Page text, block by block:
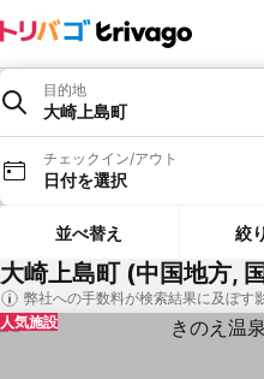
目的地
大崎上島町
チェックイン/アウト
日付を選択
並べ替え 絞
大崎上島町 (中国地方,
弊社への手数料が検索結果に及ぼす
人気施設